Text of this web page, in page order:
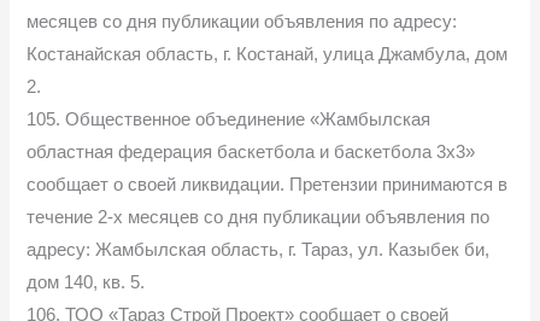
месяцев со дня публикации объявления по адресу:
Костанайская область, г. Костанай, улица Джамбула, дом
2.
105. Общественное объединение «Жамбылская
областная федерация баскетбола и баскетбола 3х3»
сообщает о своей ликвидации. Претензии принимаются в
течение 2-х месяцев со дня публикации объявления по
адресу: Жамбылская область, г. Тараз, ул. Казыбек би,
дом 140, кв. 5.
106. ТОО «Тараз Строй Проект» сообщает о своей